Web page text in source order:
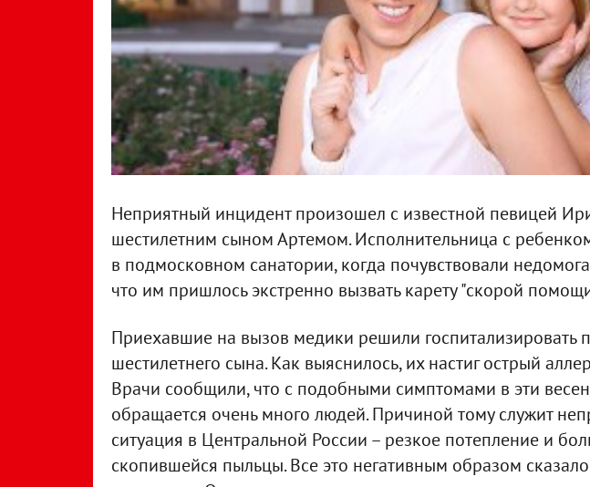
Неприятный инцидент произошел с известной певицей
шестилетним сыном Артемом. Исполнительница с
в подмосковном санатории, когда почувствовали
что им пришлось экстренно вызвать карету "скорой
Приехавшие на вызов медики решили госпитализировать
шестилетнего сына. Как выяснилось, их настиг острый
Врачи сообщили, что с подобными симптомами в эти
обращается очень много людей. Причиной тому служит
ситуация в Центральной России – резкое потепление и
скопившейся пыльцы. Все это негативным образом